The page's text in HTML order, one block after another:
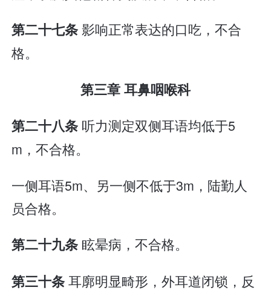
第二十七条影响正常表达的口吃，不合
格。
第三章 耳鼻咽喉科
第二十八条 听力测定双侧耳语均低于5
m，不合格。
一侧耳语5m、另一侧不低于3m，陆勤人
员合格。
第二十九条 眩晕病，不合格。
第三十条耳廓明显畸形，外耳道闭锁，反